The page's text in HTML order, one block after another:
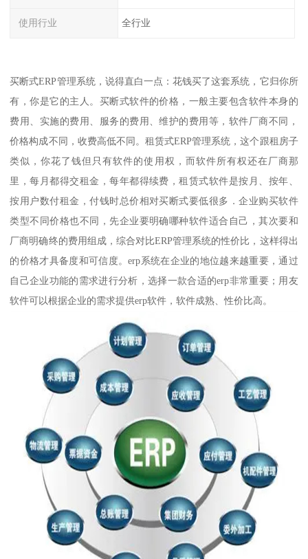
使用行业 全行业
买断式ERP管理系统，说得直白一点：花钱买了这套系统，它归你所
有，你是它的主人。买断式软件的价格，一般主要包含软件本身的
费用、实施的费用、服务的费用、维护的费用等，软件厂商不同，
价格构成不同，收费高低不同。租赁式ERP管理系统，这个跟租房子
类似，你花了钱但只有软件的使用权，而软件所有权还在厂商那
里，每月都得交租金，每年都得续费，租赁式软件是按月、按年、
按用户数付租金，付钱时总价相对买断式要低很多．企业购买软件
类型不同价格也不同，先企业要明确哪种软件适合自己，其次要和
厂商明确终的费用组成，综合对比ERP管理系统的性价比，这样得出
的价格才具备度和可信度。erp系统在企业的地位越来越重要，通过
自己企业功能的需求进行分析，选择一款合适的erp非常重要；用友
软件可以根据企业的需求提供erp软件，软件成熟、性价比高。